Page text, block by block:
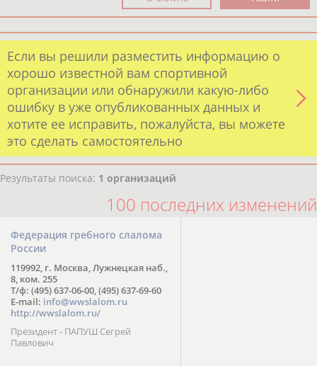
Если вы решили разместить информацию о
хорошо известной вам спортивной
организации или обнаружили какую-либо
ошибку в уже опубликованных данных и
хотите ее исправить, пожалуйста, вы можете
это сделать самостоятельно
Результаты поиска: 1 организаций
100 последних изменений
Федерация гребного слалома
России
119992, г. Москва, Лужнецкая наб.,
8, ком. 255
Т/ф: (495) 637-06-00, (495) 637-69-60
E-mail: info@wwslalom.ru
http://wwslalom.ru/
Президент - ПАПУШ Сегрей
Павлович